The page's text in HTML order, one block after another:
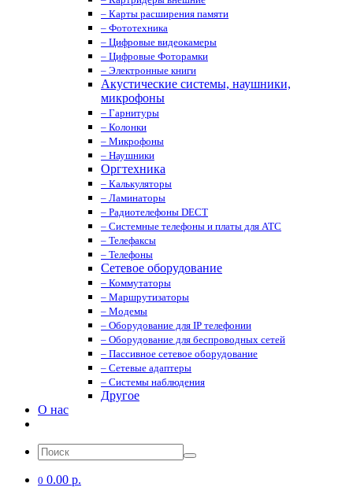
– Карты расширения памяти
– Фототехника
– Цифровые видеокамеры
– Цифровые Фоторамки
– Электронные книги
Акустические системы, наушники,
микрофоны
– Гарнитуры
– Колонки
– Микрофоны
– Наушники
Оргтехника
– Калькуляторы
– Ламинаторы
– Радиотелефоны DECT
– Системные телефоны и платы для АТС
– Телефаксы
– Телефоны
Сетевое оборудование
– Коммутаторы
– Маршрутизаторы
– Модемы
– Оборудование для IP телефонии
– Оборудование для беспроводных сетей
– Пассивное сетевое оборудование
– Сетевые адаптеры
– Системы наблюдения
Другое
О нас
0 0.00 р.